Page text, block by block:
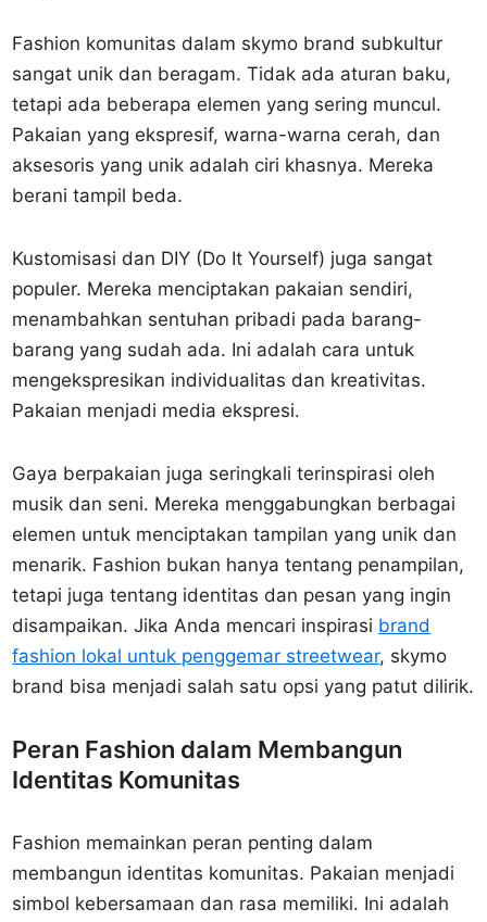
Fashion komunitas dalam skymo brand subkultur
sangat unik dan beragam. Tidak ada aturan baku,
tetapi ada beberapa elemen yang sering muncul.
Pakaian yang ekspresif, warna-warna cerah, dan
aksesoris yang unik adalah ciri khasnya. Mereka
berani tampil beda.
Kustomisasi dan DIY (Do It Yourself) juga sangat
populer. Mereka menciptakan pakaian sendiri,
menambahkan sentuhan pribadi pada barang-
barang yang sudah ada. Ini adalah cara untuk
mengekspresikan individualitas dan kreativitas.
Pakaian menjadi media ekspresi.
Gaya berpakaian juga seringkali terinspirasi oleh
musik dan seni. Mereka menggabungkan berbagai
elemen untuk menciptakan tampilan yang unik dan
menarik. Fashion bukan hanya tentang penampilan,
tetapi juga tentang identitas dan pesan yang ingin
disampaikan. Jika Anda mencari inspirasi brand
fashion lokal untuk penggemar streetwear, skymo
brand bisa menjadi salah satu opsi yang patut dilirik.
Peran Fashion dalam Membangun
Identitas Komunitas
Fashion memainkan peran penting dalam
membangun identitas komunitas. Pakaian menjadi
simbol kebersamaan dan rasa memiliki. Ini adalah